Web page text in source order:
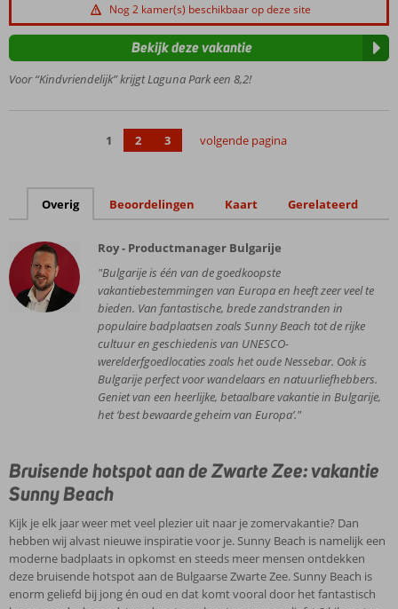
aquafun
en
animatie
voor de
In het
meter
van het
Familiekamers
tot wel 6
personen
Relax pool
volwassenen
Nog 2 kamer(s) beschikbaar op deze site
Voor “Kindvriendelijk” krijgt Laguna Park een 8,2!
Bekijk deze vakantie
1 2 3 volgende pagina
Overig Beoordelingen Kaart Gerelateerd
Roy - Productmanager Bulgarije
"Bulgarije is één van de goedkoopste
vakantiebestemmingen van Europa en heeft zeer veel te
bieden. Van fantastische, brede zandstranden in
populaire badplaatsen zoals Sunny Beach tot de rijke
cultuur en geschiedenis van UNESCO-
werelderfgoedlocaties zoals het oude Nessebar. Ook is
Bulgarije perfect voor wandelaars en natuurliefhebbers.
Geniet van een heerlijke, betaalbare vakantie in Bulgarije,
het ‘best bewaarde geheim van Europa’."
Bruisende hotspot aan de Zwarte Zee: vakantie
Sunny Beach
Kijk je elk jaar weer met veel plezier uit naar je zomervakantie? Dan
hebben wij alvast nieuwe inspiratie voor je. Sunny Beach is namelijk een
moderne badplaats in opkomst en steeds meer mensen ontdekken
deze bruisende hotspot aan de Bulgaarse Zwarte Zee. Sunny Beach is
enorm geliefd bij jong én oud en dat komt vooral door het fantastisch